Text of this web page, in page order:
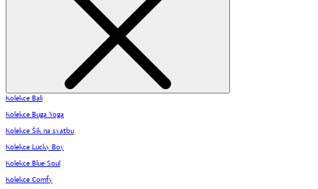
Kolekce Bali
Kolekce Buga Yoga
Kolekce Šik na svatbu
Kolekce Lucky Boy
Kolekce Blue Soul
Kolekce Comfy